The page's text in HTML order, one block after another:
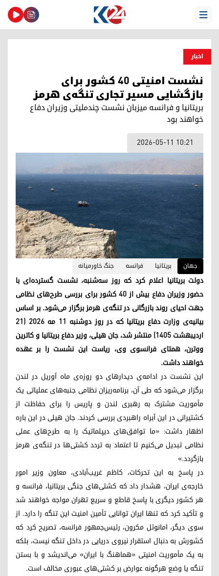
Open Menu
اخبار
نشست امنیتی ۴۰ کشور برای
بازگشایی مسیر تجاری تنگه‌ی هرمز
بریتانیا و فرانسه میزبان نشست چندملیتی وزیران دفاع
خواهند بود
2026-05-11 10:21
جهان بریتانیا فرانسه جنگ خاورمیانە
دولت بریتانیا اعلام کرد که روز سه‌شنبه، نشست گسترده‌ای با
حضور وزیران دفاع بیش از ۴۰ کشور برای بررسی طرح‌های نظامی
جهت احیای روند بازرگانی در تنگه‌ی هرمز برگزار می‌شود. بر اساس
بیانیه‌ی وزارت دفاع بریتانیا که در روز دوشنبه ۱۱ مه ۲۰۲۶ (۲۱
اردیبهشت ۱۴۰۵) منتشر شد، جان هیلی، وزیر دفاع بریتانیا و کاترین
ووترن، همتای فرانسوی وی، ریاست این نشست را بر عهده
خواهند داشت.
این نشست در ادامه‌ی دیدارهای دو روزه‌ی ماه آوریل در لندن
برگزار می‌شود که طی آن، برنامه‌ریزان نظامی جنبه‌های عملیاتی یک
مأموریت مشترک به رهبری لندن و پاریس را برای حفاظت از
کشتیرانی در این آبراه راهبردی بررسی کردند. جان هیلی در این باره
اظهار داشت: «ما توافق‌های دیپلماتیک را به طرح‌های عملی
نظامی تبدیل می‌کنیم تا اعتماد به تردد کشتی‌ها در تنگه‌ی هرمز
بازگردد.»
در پاسخ به این تحرکات، کاظم غریب‌آبادی، معاون وزیر امور
خارجه‌ی ایران، هشدار داد که کشتی‌های جنگی بریتانیا، فرانسه و
هر کشور دیگری با پاسخ قاطع و سریع تهران مواجه خواهند شد
و تأکید کرد که تنها ایران توانایی تأمین امنیت این تنگه را دارد. از
سوی دیگر، امانوئل مکرون، رئیس‌جمهور فرانسه، تصریح کرد که
کشورش به دنبال استقرار نیروی دریایی در داخل تنگه نیست، بلکه
به یک مأموریت امنیتی «هماهنگ با ایران» می‌اندیشد و با بستن
تنگه یا وضع هرگونه عوارض بر کشتی‌های عبوری مخالف است.